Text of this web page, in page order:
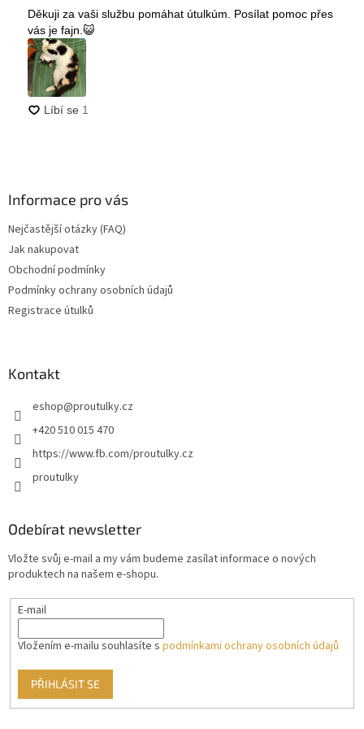
Informace pro vás
Nejčastější otázky (FAQ)
Jak nakupovat
Obchodní podmínky
Podmínky ochrany osobních údajů
Registrace útulků
Kontakt
eshop@proutulky.cz
+420 510 015 470
https://www.fb.com/proutulky.cz
proutulky
Odebírat newsletter
Vložte svůj e-mail a my vám budeme zasílat informace o nových
produktech na našem e-shopu.
E-mail
Vložením e-mailu souhlasíte s podmínkami ochrany osobních údajů
PŘIHLÁSIT SE